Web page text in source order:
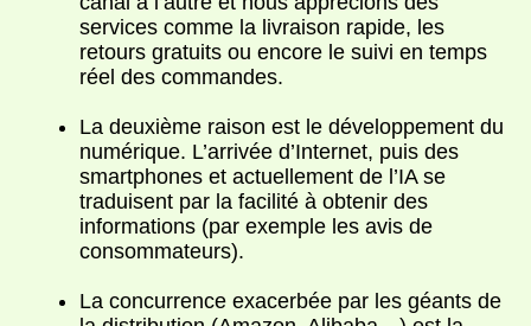
services comme la livraison rapide, les
retours gratuits ou encore le suivi en temps
réel des commandes.
La deuxième raison est le développement du
numérique. L’arrivée d’Internet, puis des
smartphones et actuellement de l’IA se
traduisent par la facilité à obtenir des
informations (par exemple les avis de
consommateurs).
La concurrence exacerbée par les géants de